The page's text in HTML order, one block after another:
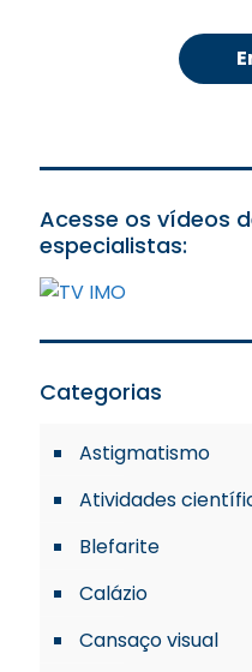
Acesse os vídeos
especialistas:
Categorias
Astigmatismo
Atividades
Blefarite
Calázio
Cansaço visual